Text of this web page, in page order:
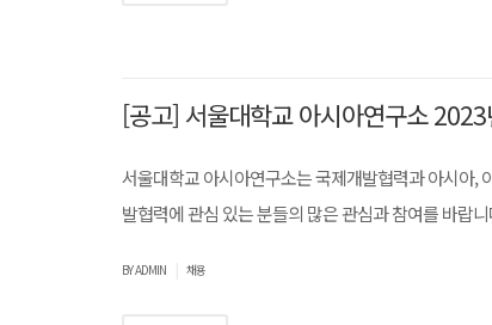
[공고] 서울대학교 아시아연구소
서울대학교 아시아연구소는 국제개발협력과 아시아,
발협력에 관심 있는 분들의 많은 관심과 참여를 바랍
BY ADMIN 채용